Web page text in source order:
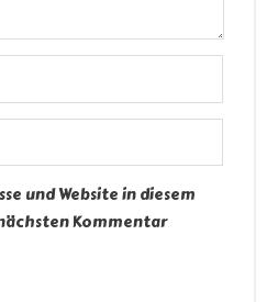
und Website in diesem
Kommentar